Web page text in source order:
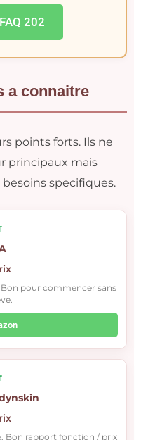
202
a connaitre
points forts. Ils ne
principaux mais
specifiques.
Bon pour commencer sans
Bon rapport fonction / prix